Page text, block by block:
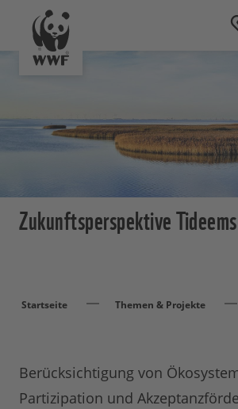
Zukunftsperspektive Tideems
Startseite Themen & Projekte
Berücksichtigung von
Partizipation und